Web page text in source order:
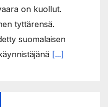
on kuollut.
tyttärensä.
suomalaisen
[...]